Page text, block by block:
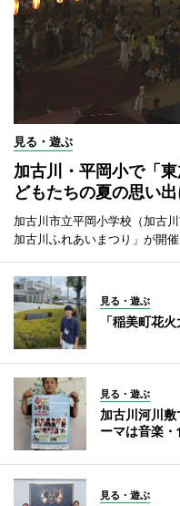
見る・遊ぶ
加古川・平岡小で「
どもたちの夏の思い出
加古川市立平岡小学校（加古
加古川ふれあいまつり」が開催
見る・遊ぶ
「稲美町花
見る・遊ぶ
加古川河川
ーマは音楽
見る・遊ぶ